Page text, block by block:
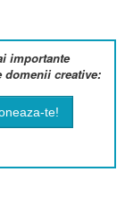
importante
domenii creative: